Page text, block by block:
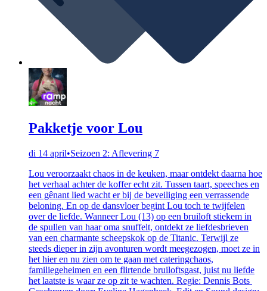
Pakketje voor Lou
di 14 april•Seizoen 2: Aflevering 7
Lou veroorzaakt chaos in de keuken, maar ontdekt daarna hoe
het verhaal achter de koffer echt zit. Tussen taart, speeches en
een gênant lied wacht er bij de beveiliging een verrassende
beloning. En op de dansvloer begint Lou toch te twijfelen
over de liefde. Wanneer Lou (13) op een bruiloft stiekem in
de spullen van haar oma snuffelt, ontdekt ze liefdesbrieven
van een charmante scheepskok op de Titanic. Terwijl ze
steeds dieper in zijn avonturen wordt meegezogen, moet ze in
het hier en nu zien om te gaan met cateringchaos,
familiegeheimen en een flirtende bruiloftsgast, juist nu liefde
het laatste is waar ze op zit te wachten. Regie: Dennis Bots